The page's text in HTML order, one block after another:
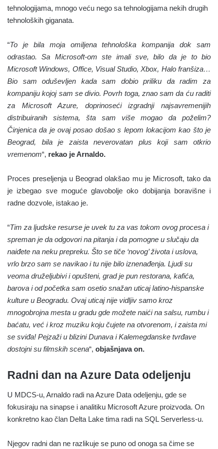
tehnologijama, mnogo veću nego sa tehnologijama nekih drugih
tehnoloških giganata.
“To je bila moja omiljena tehnološka kompanija dok sam
odrastao. Sa Microsoft-om ste imali sve, bilo da je to bio
Microsoft Windows, Office, Visual Studio, Xbox, Halo franšiza…
Bio sam oduševljen kada sam dobio priliku da radim za
kompaniju kojoj sam se divio. Povrh toga, znao sam da ću raditi
za Microsoft Azure, doprinoseći izgradnji najsavremenijih
distribuiranih sistema, šta sam više mogao da poželim?
Činjenica da je ovaj posao došao s lepom lokacijom kao što je
Beograd, bila je zaista neverovatan plus koji sam otkrio
vremenom“, rekao je Arnaldo.
Proces preseljenja u Beograd olakšao mu je Microsoft, tako da
je izbegao sve moguće glavobolje oko dobijanja boravišne i
radne dozvole, istakao je.
“Tim za ljudske resurse je uvek tu za vas tokom ovog procesa i
spreman je da odgovori na pitanja i da pomogne u slučaju da
naiđete na neku prepreku. Što se tiče ‘novog’ života i uslova,
vrlo brzo sam se navikao i tu nije bilo iznenađenja. Ljudi su
veoma druželjubivi i opušteni, grad je pun restorana, kafića,
barova i od početka sam osetio snažan uticaj latino-hispanske
kulture u Beogradu. Ovaj uticaj nije vidljiv samo kroz
mnogobrojna mesta u gradu gde možete naići na salsu, rumbu i
baćatu, već i kroz muziku koju čujete na otvorenom, i zaista mi
se sviđa! Pejzaži u blizini Dunava i Kalemegdanske tvrđave
dostojni su filmskih scena“, objašnjava on.
Radni dan na Azure Data odeljenju
U MDCS-u, Arnaldo radi na Azure Data odeljenju, gde se
fokusiraju na sinapse i analitiku Microsoft Azure proizvoda. On
konkretno kao član Delta Lake tima radi na SQL Serverless-u.
Njegov radni dan ne razlikuje se puno od onoga sa čime se